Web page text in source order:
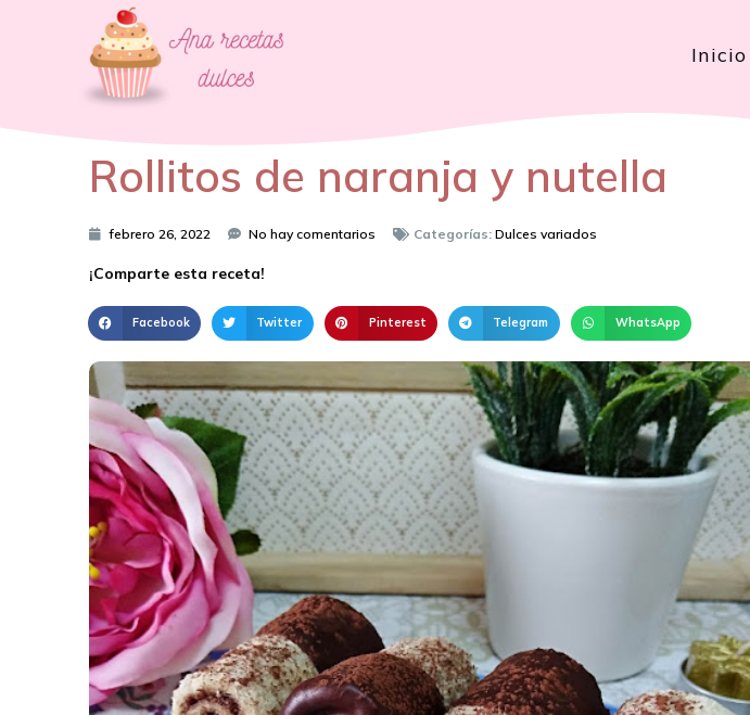
Inicio
Rollitos de naranja y nutella
febrero 26, 2022 No hay comentarios Categorías: Dulces variados
¡Comparte esta receta!
Facebook Twitter Pinterest Telegram WhatsApp